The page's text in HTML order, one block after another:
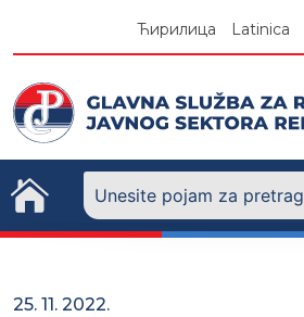
Ћирилица Latinica
25. 11. 2022.